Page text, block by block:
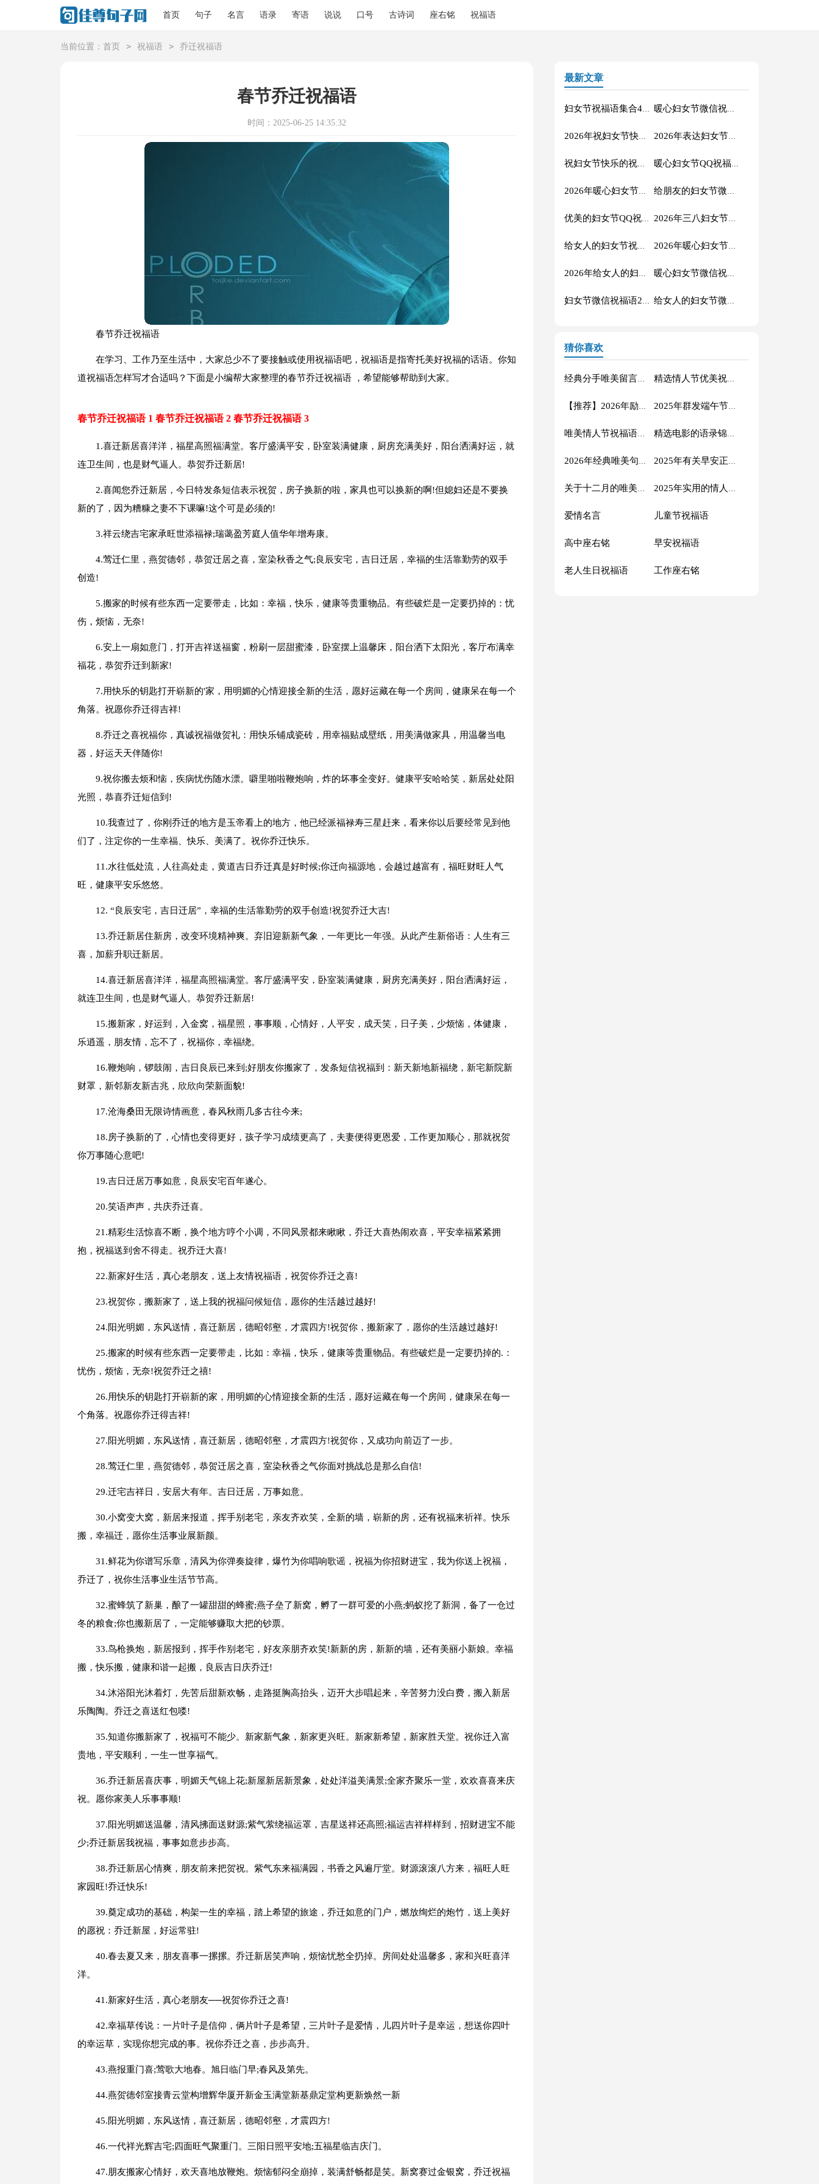
首页 句子 名言 语录 寄语 说说 口号 古诗词 座右铭 祝福语
当前位置： 首页 > 祝福语 > 乔迁祝福语
春节乔迁祝福语
时间：2025-06-25 14:35:32
春节乔迁祝福语
在学习、工作乃至生活中，大家总少不了要接触或使用祝福语吧，祝福语是指寄托美好祝福的话语。你知
道祝福语怎样写才合适吗？下面是小编帮大家整理的春节乔迁祝福语 ，希望能够帮助到大家。
春节乔迁祝福语 1
1.喜迁新居喜洋洋，福星高照福满堂。客厅盛满平安，卧室装满健康，厨房充满美好，阳台洒满好运，就
连卫生间，也是财气逼人。恭贺乔迁新居!
2.喜闻您乔迁新居，今日特发条短信表示祝贺，房子换新的啦，家具也可以换新的啊!但媳妇还是不要换
新的了，因为糟糠之妻不下课嘛!这个可是必须的!
3.祥云绕吉宅家承旺世添福禄;瑞蔼盈芳庭人值华年增寿康。
4.莺迁仁里，燕贺德邻，恭贺迁居之喜，室染秋香之气;良辰安宅，吉日迁居，幸福的生活靠勤劳的双手
创造!
5.搬家的时候有些东西一定要带走，比如：幸福，快乐，健康等贵重物品。有些破烂是一定要扔掉的：忧
伤，烦恼，无奈!
6.安上一扇如意门，打开吉祥送福窗，粉刷一层甜蜜漆，卧室摆上温馨床，阳台洒下太阳光，客厅布满幸
福花，恭贺乔迁到新家!
7.用快乐的钥匙打开崭新的'家，用明媚的心情迎接全新的生活，愿好运藏在每一个房间，健康呆在每一个
角落。祝愿你乔迁得吉祥!
8.乔迁之喜祝福你，真诚祝福做贺礼：用快乐铺成瓷砖，用幸福贴成壁纸，用美满做家具，用温馨当电
器，好运天天伴随你!
9.祝你搬去烦和恼，疾病忧伤随水漂。噼里啪啦鞭炮响，炸的坏事全变好。健康平安哈哈笑，新居处处阳
光照，恭喜乔迁短信到!
10.我查过了，你刚乔迁的地方是玉帝看上的地方，他已经派福禄寿三星赶来，看来你以后要经常见到他
们了，注定你的一生幸福、快乐、美满了。祝你乔迁快乐。
11.水往低处流，人往高处走，黄道吉日乔迁真是好时候;你迁向福源地，会越过越富有，福旺财旺人气
旺，健康平安乐悠悠。
12. “良辰安宅，吉日迁居”，幸福的生活靠勤劳的双手创造!祝贺乔迁大吉!
13.乔迁新居住新房，改变环境精神爽。弃旧迎新新气象，一年更比一年强。从此产生新俗语：人生有三
喜，加薪升职迁新居。
14.喜迁新居喜洋洋，福星高照福满堂。客厅盛满平安，卧室装满健康，厨房充满美好，阳台洒满好运，
就连卫生间，也是财气逼人。恭贺乔迁新居!
15.搬新家，好运到，入金窝，福星照，事事顺，心情好，人平安，成天笑，日子美，少烦恼，体健康，
乐逍遥，朋友情，忘不了，祝福你，幸福绕。
16.鞭炮响，锣鼓闹，吉日良辰已来到;好朋友你搬家了，发条短信祝福到：新天新地新福绕，新宅新院新
财罩，新邻新友新吉兆，欣欣向荣新面貌!
17.沧海桑田无限诗情画意，春风秋雨几多古往今来;
18.房子换新的了，心情也变得更好，孩子学习成绩更高了，夫妻便得更恩爱，工作更加顺心，那就祝贺
你万事随心意吧!
19.吉日迁居万事如意，良辰安宅百年遂心。
20.笑语声声，共庆乔迁喜。
21.精彩生活惊喜不断，换个地方哼个小调，不同风景都来瞅瞅，乔迁大喜热闹欢喜，平安幸福紧紧拥
抱，祝福送到舍不得走。祝乔迁大喜!
22.新家好生活，真心老朋友，送上友情祝福语，祝贺你乔迁之喜!
23.祝贺你，搬新家了，送上我的祝福问候短信，愿你的生活越过越好!
24.阳光明媚，东风送情，喜迁新居，德昭邻壑，才震四方!祝贺你，搬新家了，愿你的生活越过越好!
25.搬家的时候有些东西一定要带走，比如：幸福，快乐，健康等贵重物品。有些破烂是一定要扔掉的.：
忧伤，烦恼，无奈!祝贺乔迁之禧!
26.用快乐的钥匙打开崭新的家，用明媚的心情迎接全新的生活，愿好运藏在每一个房间，健康呆在每一
个角落。祝愿你乔迁得吉祥!
27.阳光明媚，东风送情，喜迁新居，德昭邻壑，才震四方!祝贺你，又成功向前迈了一步。
28.莺迁仁里，燕贺德邻，恭贺迁居之喜，室染秋香之气你面对挑战总是那么自信!
29.迁宅吉祥日，安居大有年。吉日迁居，万事如意。
30.小窝变大窝，新居来报道，挥手别老宅，亲友齐欢笑，全新的墙，崭新的房，还有祝福来祈祥。快乐
搬，幸福迁，愿你生活事业展新颜。
31.鲜花为你谱写乐章，清风为你弹奏旋律，爆竹为你唱响歌谣，祝福为你招财进宝，我为你送上祝福，
乔迁了，祝你生活事业生活节节高。
32.蜜蜂筑了新巢，酿了一罐甜甜的蜂蜜;燕子垒了新窝，孵了一群可爱的小燕;蚂蚁挖了新洞，备了一仓过
冬的粮食;你也搬新居了，一定能够赚取大把的钞票。
33.鸟枪换炮，新居报到，挥手作别老宅，好友亲朋齐欢笑!新新的房，新新的墙，还有美丽小新娘。幸福
搬，快乐搬，健康和谐一起搬，良辰吉日庆乔迁!
34.沐浴阳光沐着灯，先苦后甜新欢畅，走路挺胸高抬头，迈开大步唱起来，辛苦努力没白费，搬入新居
乐陶陶。乔迁之喜送红包喽!
35.知道你搬新家了，祝福可不能少。新家新气象，新家更兴旺。新家新希望，新家胜天堂。祝你迁入富
贵地，平安顺利，一生一世享福气。
36.乔迁新居喜庆事，明媚天气锦上花;新屋新居新景象，处处洋溢美满景;全家齐聚乐一堂，欢欢喜喜来庆
祝。愿你家美人乐事事顺!
37.阳光明媚送温馨，清风拂面送财源;紫气萦绕福运罩，吉星送祥还高照;福运吉祥样样到，招财进宝不能
少;乔迁新居我祝福，事事如意步步高。
38.乔迁新居心情爽，朋友前来把贺祝。紫气东来福满园，书香之风遍厅堂。财源滚滚八方来，福旺人旺
家园旺!乔迁快乐!
39.奠定成功的基础，构架一生的幸福，踏上希望的旅途，乔迁如意的门户，燃放绚烂的炮竹，送上美好
的愿祝：乔迁新屋，好运常驻!
40.春去夏又来，朋友喜事一摞摞。乔迁新居笑声响，烦恼忧愁全扔掉。房间处处温馨多，家和兴旺喜洋
洋。
41.新家好生活，真心老朋友──祝贺你乔迁之喜!
42.幸福草传说：一片叶子是信仰，俩片叶子是希望，三片叶子是爱情，儿四片叶子是幸运，想送你四叶
的幸运草，实现你想完成的事。祝你乔迁之喜，步步高升。
43.燕报重门喜;莺歌大地春。旭日临门早;春风及第先。
44.燕贺德邻室接青云堂构增辉华厦开新金玉满堂新基鼎定堂构更新焕然一新
45.阳光明媚，东风送情，喜迁新居，德昭邻壑，才震四方!
46.一代祥光辉吉宅;四面旺气聚重门。三阳日照平安地;五福星临吉庆门。
47.朋友搬家心情好，欢天喜地放鞭炮。烦恼郁闷全崩掉，装满舒畅都是笑。新窝赛过金银窝，乔迁祝福
春节乔迁祝福语 2 春节乔迁祝福语 3
最新文章
猜你喜欢
经典分手唯美留言句子汇总（通用60句） 精选情人节优美祝福语37句
【推荐】2026年励志名言集合40句 2025年群发端午节微信祝福语39句
唯美情人节祝福语句大全（精选130句） 精选电影的语录锦集89句
2026年经典唯美句子汇编78句 2025年有关早安正能量句子集锦58句
关于十二月的唯美简短句子 2025年实用的情人节祝福语句集锦88条
爱情名言 儿童节祝福语
高中座右铭 早安祝福语
老人生日祝福语 工作座右铭